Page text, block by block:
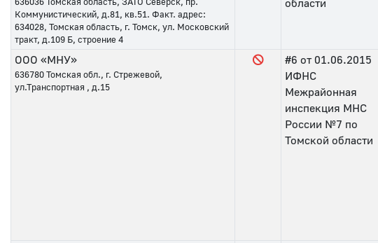
Коммунистический, д.81, кв.51. Факт. адрес:
634028, Томская область, г. Томск, ул. Московский
тракт, д.109 Б, строение 4
области
ООО «МНУ»
636780 Томская обл., г. Стрежевой,
ул.Транспортная , д.15
#6 от 01.06.2015
ИФНС
Межрайонная
инспекция МНС
России №7 по
Томской области